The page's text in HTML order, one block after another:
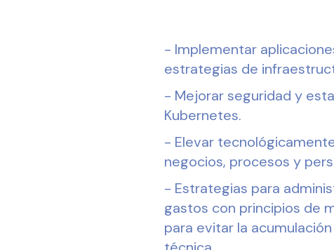
- Implementar
estrategias de
- Mejorar seguridad y
Kubernetes.
- Elevar
negocios, procesos y
- Estrategias para
gastos con principios de
para evitar la